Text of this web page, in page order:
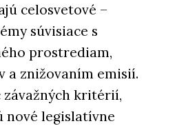
celosvetové –
súvisiace s
prostrediam,
a znižovaním emisií.
závažných kritérií,
legislatívne